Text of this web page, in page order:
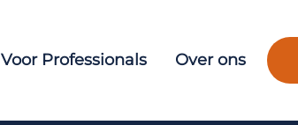
Voor Professionals Over ons